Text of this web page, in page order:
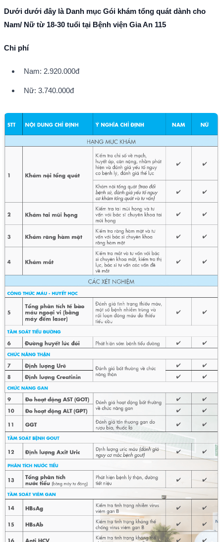
Dưới dưới đây là Danh mục Gói khám tổng quát dành cho
Nam/ Nữ từ 18-30 tuổi tại Bệnh viện Gia An 115
Chi phí
Nam: 2.920.000đ
Nữ: 3.740.000đ